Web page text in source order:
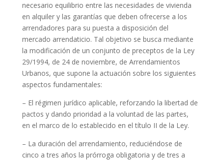
necesario equilibrio entre las necesidades de vivienda
en alquiler y las garantías que deben ofrecerse a los
arrendadores para su puesta a disposición del
mercado arrendaticio. Tal objetivo se busca mediante
la modificación de un conjunto de preceptos de la Ley
29/1994, de 24 de noviembre, de Arrendamientos
Urbanos, que supone la actuación sobre los siguientes
aspectos fundamentales:
– El régimen jurídico aplicable, reforzando la libertad de
pactos y dando prioridad a la voluntad de las partes,
en el marco de lo establecido en el título II de la Ley.
– La duración del arrendamiento, reduciéndose de
cinco a tres años la prórroga obligatoria y de tres a